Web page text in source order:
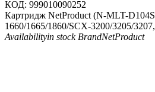
КОД: 999010090252
Картридж NetProduct (N-MLT-
1660/1665/1860/SCX-3200/3205/
Availabilityin stock BrandNetProduct